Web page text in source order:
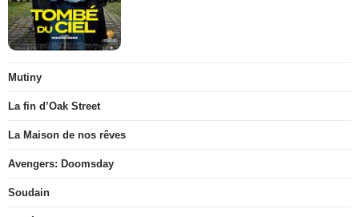
Mutiny
La fin d’Oak Street
La Maison de nos rêves
Avengers: Doomsday
Soudain